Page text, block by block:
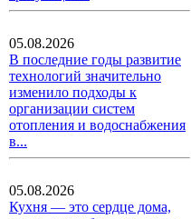
05.08.2026
В последние годы развитие
технологий значительно
изменило подходы к
организации систем
отопления и водоснабжения
в...
05.08.2026
Кухня — это сердце дома,